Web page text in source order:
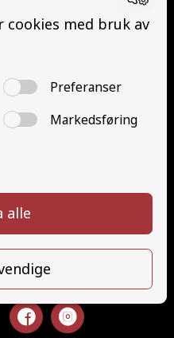
52 70 87 90
post@haugaland-as.no
Følg oss